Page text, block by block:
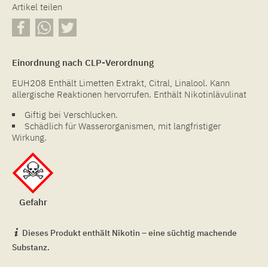
Artikel teilen
Einordnung nach CLP-Verordnung
EUH208 Enthält Limetten Extrakt, Citral, Linalool. Kann
allergische Reaktionen hervorrufen. Enthält Nikotinlävulinat
Giftig bei Verschlucken.
Schädlich für Wasserorganismen, mit langfristiger
Wirkung.
Gefahr
Dieses Produkt enthält Nikotin – eine süchtig machende
Substanz.